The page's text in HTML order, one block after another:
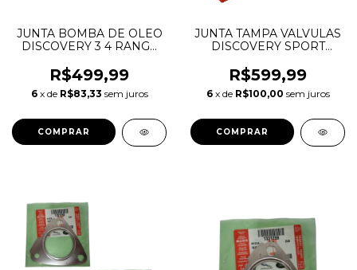
JUNTA BOMBA DE OLEO
DISCOVERY 3 4 RANGE
TDV6 1316139 JDE1786
4S7Q6659AD
R$499,99
6 x de R$83,33 sem juros
JUNTA TAMPA VALVULAS
DISCOVERY SPORT
JAGUAR XF 2.2 16V
DIESEL LR009411
LR009412 LR002834
R$599,99
6 x de R$100,00 sem juros